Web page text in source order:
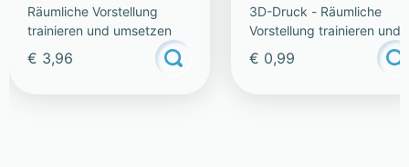
Räumliche Vorstellung
trainieren und umsetzen
€ 3,96
ALLTAG
3D-Druck - Räumliche
Vorstellung trainieren und
umsetzen
€ 0,99